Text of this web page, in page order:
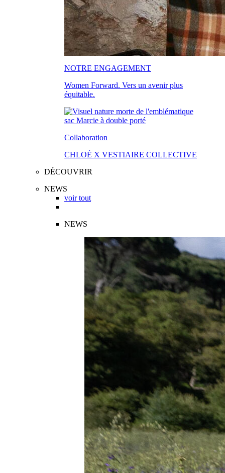
NOTRE ENGAGEMENT
Women Forward. Vers un avenir plus
équitable.
Collaboration
CHLOÉ X VESTIAIRE COLLECTIVE
DÉCOUVRIR
NEWS
voir tout
NEWS